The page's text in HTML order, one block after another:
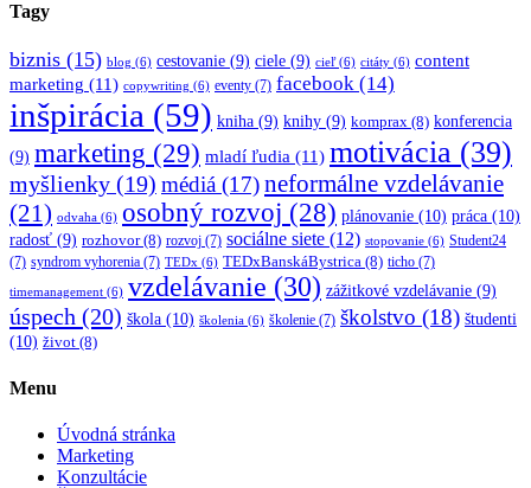
Tagy
biznis (15) blog (6) cestovanie (9) ciele (9) cieľ(6) citáty (6) content
marketing (11) copywriting (6) eventy (7) facebook (14)
inšpirácia (59) kniha (9) knihy (9) komprax (8) konferencia
(9) marketing (29) mladí ľudia (11) motivácia (39)
myšlienky (19) médiá (17)neformálne vzdelávanie
(21) odvaha (6) osobný rozvoj (28) plánovanie (10) práca (10)
radosť (9) rozhovor(8) rozvoj (7) sociálne siete (12) stopovanie (6) Student24
(7) syndrom vyhorenia (7) TEDx (6) TEDxBanskáBystrica (8) ticho (7)
timemanagement (6) vzdelávanie (30) zážitkové vzdelávanie (9)
úspech (20) škola (10) školenia (6) školenie (7) školstvo (18) študenti
(10) život (8)
Menu
Úvodná stránka
Marketing
Konzultácie